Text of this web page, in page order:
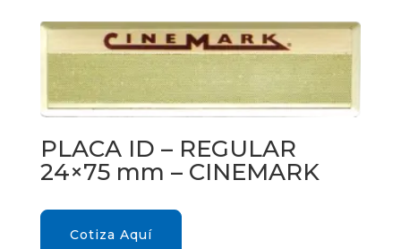
PLACA ID – REGULAR
24×75 mm – CINEMARK
Cotiza Aquí